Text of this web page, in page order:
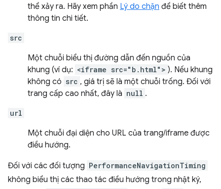
thể xảy ra. Hãy xem phần Lý do chặn để biết thêm
thông tin chi tiết.
src
Một chuỗi biểu thị đường dẫn đến nguồn của
khung (ví dụ: <iframe src="b.html"> ). Nếu khung
không có src , giá trị sẽ là một chuỗi trống. Đối với
trang cấp cao nhất, đây là null .
url
Một chuỗi đại diện cho URL của trang/iframe được
điều hướng.
Đối với các đối tượng PerformanceNavigationTiming
không biểu thị các thao tác điều hướng trong nhật ký,